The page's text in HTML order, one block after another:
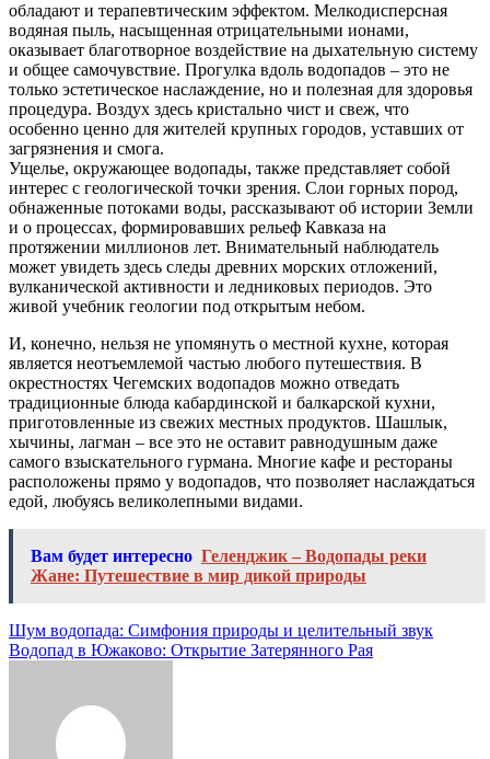
обладают и терапевтическим эффектом. Мелкодисперсная
водяная пыль, насыщенная отрицательными ионами,
оказывает благотворное воздействие на дыхательную систему
и общее самочувствие. Прогулка вдоль водопадов – это не
только эстетическое наслаждение, но и полезная для здоровья
процедура. Воздух здесь кристально чист и свеж, что
особенно ценно для жителей крупных городов, уставших от
загрязнения и смога.
Ущелье, окружающее водопады, также представляет собой
интерес с геологической точки зрения. Слои горных пород,
обнаженные потоками воды, рассказывают об истории Земли
и о процессах, формировавших рельеф Кавказа на
протяжении миллионов лет. Внимательный наблюдатель
может увидеть здесь следы древних морских отложений,
вулканической активности и ледниковых периодов. Это
живой учебник геологии под открытым небом.
И, конечно, нельзя не упомянуть о местной кухне, которая
является неотъемлемой частью любого путешествия. В
окрестностях Чегемских водопадов можно отведать
традиционные блюда кабардинской и балкарской кухни,
приготовленные из свежих местных продуктов. Шашлык,
хычины, лагман – все это не оставит равнодушным даже
самого взыскательного гурмана. Многие кафе и рестораны
расположены прямо у водопадов, что позволяет наслаждаться
едой, любуясь великолепными видами.
Вам будет интересно Геленджик – Водопады реки
Жане: Путешествие в мир дикой природы
Навигация
по
Шум водопада: Симфония природы и целительный звук
Водопад в Южаково: Открытие Затерянного Рая